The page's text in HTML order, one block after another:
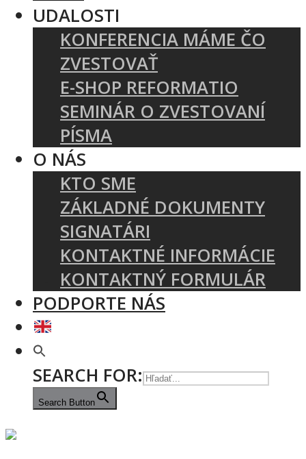
UDALOSTI
KONFERENCIA MÁME ČO
ZVESTOVAŤ
E-SHOP REFORMATIO
SEMINÁR O ZVESTOVANÍ
PÍSMA
O NÁS
KTO SME
ZÁKLADNÉ DOKUMENTY
SIGNATÁRI
KONTAKTNÉ INFORMÁCIE
KONTAKTNÝ FORMULÁR
PODPORTE NÁS
SEARCH FOR:
Search Button